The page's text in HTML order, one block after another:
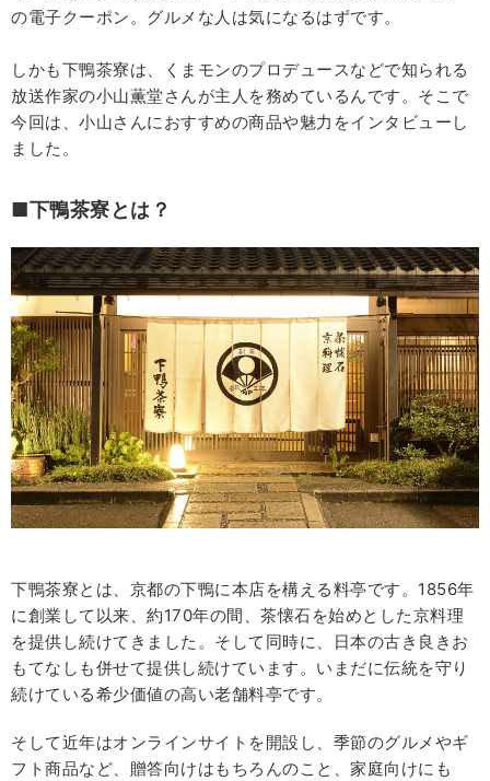
の電子クーポン。グルメな人は気になるはずです。
しかも下鴨茶寮は、くまモンのプロデュースなどで知られる
放送作家の小山薫堂さんが主人を務めているんです。そこで
今回は、小山さんにおすすめの商品や魅力をインタビューし
ました。
■下鴨茶寮とは？
下鴨茶寮とは、京都の下鴨に本店を構える料亭です。1856年
に創業して以来、約170年の間、茶懐石を始めとした京料理
を提供し続けてきました。そして同時に、日本の古き良きお
もてなしも併せて提供し続けています。いまだに伝統を守り
続けている希少価値の高い老舗料亭です。
そして近年はオンラインサイトを開設し、季節のグルメやギ
フト商品など、贈答向けはもちろんのこと、家庭向けにも